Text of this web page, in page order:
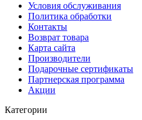
Условия обслуживания
Политика обработки
Контакты
Возврат товара
Карта сайта
Производители
Подарочные сертификаты
Партнерская программа
Акции
Категории